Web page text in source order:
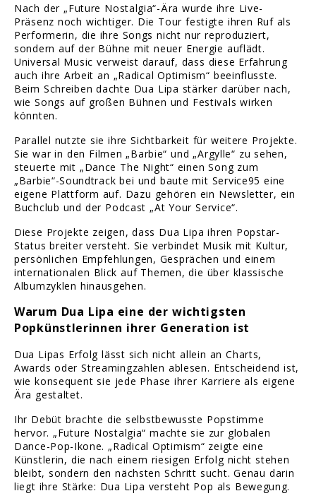
Nach der „Future Nostalgia“-Ära wurde ihre Live-
Präsenz noch wichtiger. Die Tour festigte ihren Ruf als
Performerin, die ihre Songs nicht nur reproduziert,
sondern auf der Bühne mit neuer Energie auflädt.
Universal Music verweist darauf, dass diese Erfahrung
auch ihre Arbeit an „Radical Optimism“ beeinflusste.
Beim Schreiben dachte Dua Lipa stärker darüber nach,
wie Songs auf großen Bühnen und Festivals wirken
könnten.
Parallel nutzte sie ihre Sichtbarkeit für weitere Projekte.
Sie war in den Filmen „Barbie“ und „Argylle“ zu sehen,
steuerte mit „Dance The Night“ einen Song zum
„Barbie“-Soundtrack bei und baute mit Service95 eine
eigene Plattform auf. Dazu gehören ein Newsletter, ein
Buchclub und der Podcast „At Your Service“.
Diese Projekte zeigen, dass Dua Lipa ihren Popstar-
Status breiter versteht. Sie verbindet Musik mit Kultur,
persönlichen Empfehlungen, Gesprächen und einem
internationalen Blick auf Themen, die über klassische
Albumzyklen hinausgehen.
Warum Dua Lipa eine der wichtigsten
Popkünstlerinnen ihrer Generation ist
Dua Lipas Erfolg lässt sich nicht allein an Charts,
Awards oder Streamingzahlen ablesen. Entscheidend ist,
wie konsequent sie jede Phase ihrer Karriere als eigene
Ära gestaltet.
Ihr Debüt brachte die selbstbewusste Popstimme
hervor. „Future Nostalgia“ machte sie zur globalen
Dance-Pop-Ikone. „Radical Optimism“ zeigte eine
Künstlerin, die nach einem riesigen Erfolg nicht stehen
bleibt, sondern den nächsten Schritt sucht. Genau darin
liegt ihre Stärke: Dua Lipa versteht Pop als Bewegung.